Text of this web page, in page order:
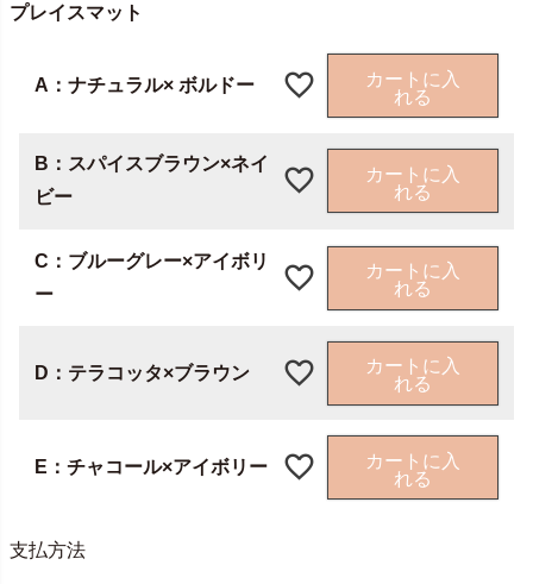
)
プレイスマット
A：ナチュラル× ボルドー
カートに入
れる
B：スパイスブラウン×ネイ
ビー
カートに入
れる
C：ブルーグレー×アイボリ
ー
カートに入
れる
D：テラコッタ×ブラウン
カートに入
れる
E：チャコール×アイボリー
カートに入
れる
支払方法